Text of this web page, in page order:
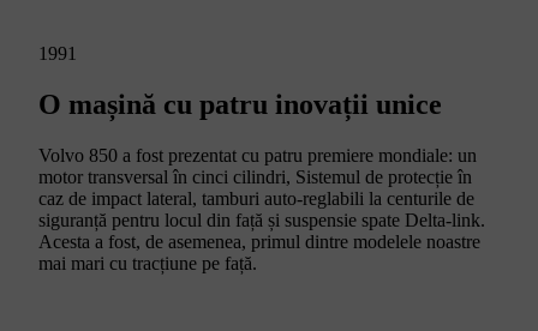
1991
O mașină cu patru inovații unice
Volvo 850 a fost prezentat cu patru premiere mondiale: un
motor transversal în cinci cilindri, Sistemul de protecție în
caz de impact lateral, tamburi auto-reglabili la centurile de
siguranță pentru locul din față și suspensie spate Delta-link.
Acesta a fost, de asemenea, primul dintre modelele noastre
mai mari cu tracțiune pe față.